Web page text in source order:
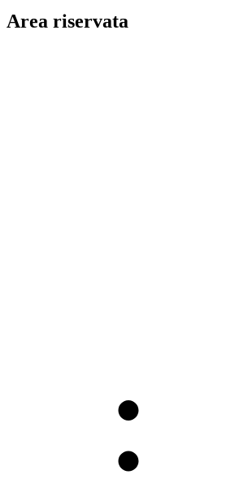
Area riservata